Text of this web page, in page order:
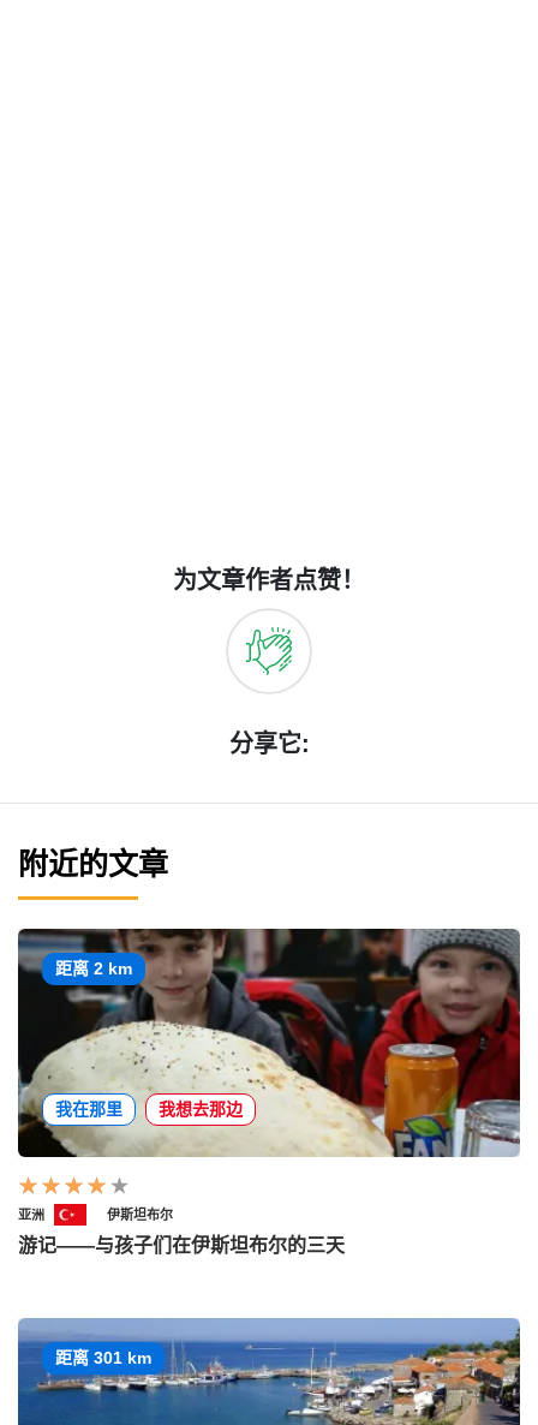
为文章作者点赞！
分享它:
附近的文章
距离 2 km
我在那里 我想去那边
亚洲 伊斯坦布尔
游记——与孩子们在伊斯坦布尔的三天
距离 301 km